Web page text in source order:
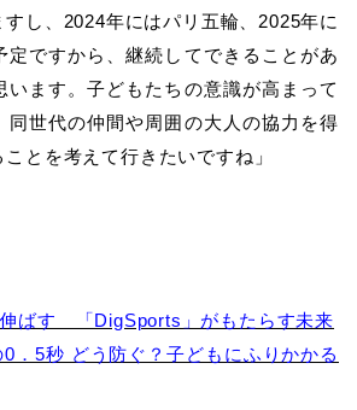
し、2024年にはパリ五輪、2025年に
定ですから、継続してできることがあ
います。子どもたちの意識が高まって
同世代の仲間や周囲の大人の協力を得
とを考えて行きたいですね」
伸ばす 「DigSports」がもたらす未来
．5秒 どう防ぐ？子どもにふりかかる